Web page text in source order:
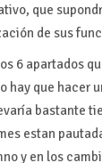
que
de sus
6 apartados
hay que hacer
bastante
estan
y en los